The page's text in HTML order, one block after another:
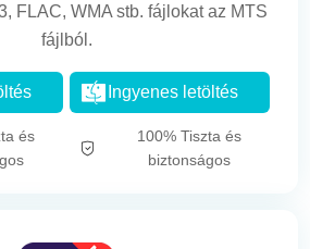
FLAC, WMA stb. fájlokat az MTS
fájlból.
és
Ingyenes letöltés
100% Tiszta és
biztonságos